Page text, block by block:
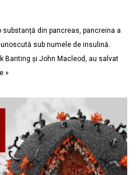
din pancreas, pancreina a
sub numele de insulină.
Banting și John Macleod, au salvat
»